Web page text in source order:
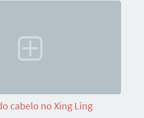
cabelo no Xing Ling